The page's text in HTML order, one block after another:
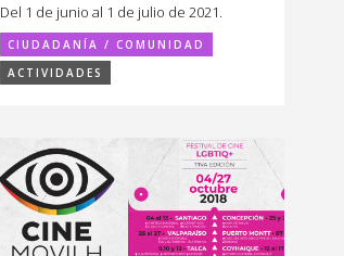
Del 1 de junio al 1 de julio de 2021.
CIUDADANÍA / COMUNIDAD
ACTIVIDADES